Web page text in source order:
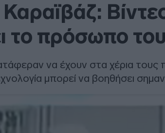
το πρόσωπο
να έχουν στα χέρια τους
μπορεί να βοηθήσει